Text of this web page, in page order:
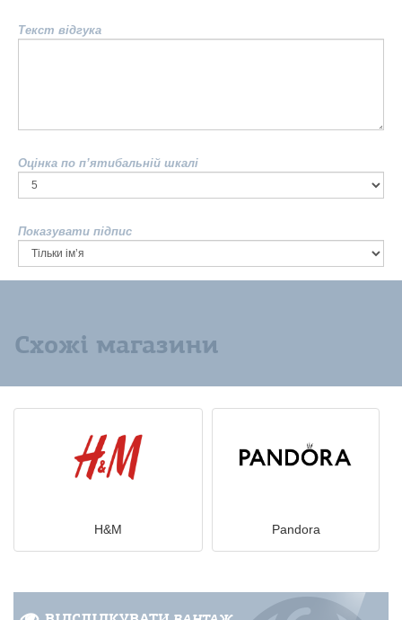
Текст відгука
Оцінка по п’ятибальній шкалі
Показувати підпис
Схожі магазини
H&M Pandora